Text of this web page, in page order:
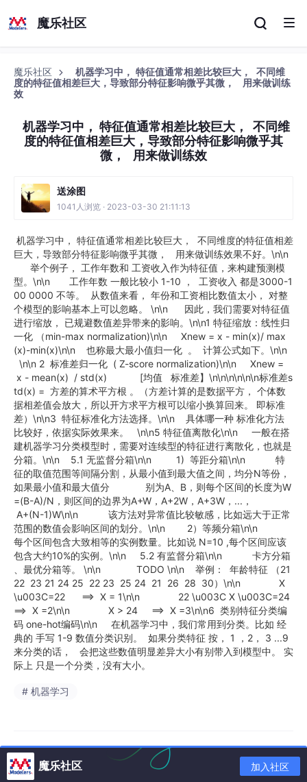
魔乐社区
魔乐社区
机器学习中， 特征值通常相差比较巨大， 不同维
度的特征值相差巨大，导致部分特征影响微乎其微， 用来做训练
效
机器学习中， 特征值通常相差比较巨大， 不同维
度的特征值相差巨大，导致部分特征影响微乎其
微， 用来做训练效
送涂图
1041人浏览 · 2023-03-30 21:11:13
机器学习中， 特征值通常相差比较巨大， 不同维度的特征值相差
巨大，导致部分特征影响微乎其微， 用来做训练效果不好。\n\n
举个例子， 工作年数和 工资收入作为特征值，来构建预测模
型。\n\n 工作年数 一般比较小 1-10 ， 工资收入 都是3000-1
00 0000 不等。 从数值来看， 年份和工资相比数值太小， 对整
个模型的影响基本上可以忽略。 \n\n 因此，我们需要对特征值
进行缩放， 已规避数值差异带来的影响。\n\n1 特征缩放：线性归
一化 （min-max normalization)\n\n Xnew = x - min(x)/ max
(x)-min(x)\n\n 也称最大最小值归一化 。 计算公式如下。\n\n
\n\n 2 标准差归一化 ( Z-score normalization)\n\n Xnew =
x - mean(x) / std(x) [均值 标准差】\n\n\n\n\n\n标准差s
td(x) = 方差的算术平方根 。（方差计算的是数据平方， 个体数
据相差值会放大，所以开方求平方根可以缩小换算回来。 即标准
差）\n\n3 特征标准化方法选择。\n\n 具体哪一种 标准化方法
比较好，依据实际效果来。 \n\n5 特征值离散化\n\n 一般在搭
建机器学习分类模型时，需要对连续型的特征进行离散化，也就是
分箱。\n\n 5.1 无监督分箱\n\n 1) 等距分箱\n\n 特
征的取值范围等间隔分割，从最小值到最大值之间，均分N等份，
如果最小值和最大值分 别为A、B，则每个区间的长度为W
=(B-A)/N，则区间的边界为A+W，A+2W，A+3W，...，
A+(N-1)W\n\n 该方法对异常值比较敏感，比如远大于正常
范围的数值会影响区间的划分。\n\n 2）等频分箱\n\n
每个区间包含大致相等的实例数量。比如说 N=10 ,每个区间应该
包含大约10%的实例。\n\n 5.2 有监督分箱\n\n 卡方分箱
、最优分箱等。 \n\n TODO \n\n 举例： 年龄特征 （21
22 23 21 24 25 22 23 25 24 21 26 28 30）\n\n X
\u003C=22 ==> X = 1\n\n 22 \u003C X \u003C=24
==> X =2\n\n X > 24 ==> X =3\n\n6 类别特征分类编
码 one-hot编码\n\n 在机器学习中，我们常用到分类。比如 经
典的 手写 1-9 数值分类识别。 如果分类特征 按， 1 ，2， 3 ...9
来分类的话， 会把这些数值明显差异大小有别带入到模型中。 实
际上 只是一个分类，没有大小。
# 机器学习
魔乐社区 加入社区